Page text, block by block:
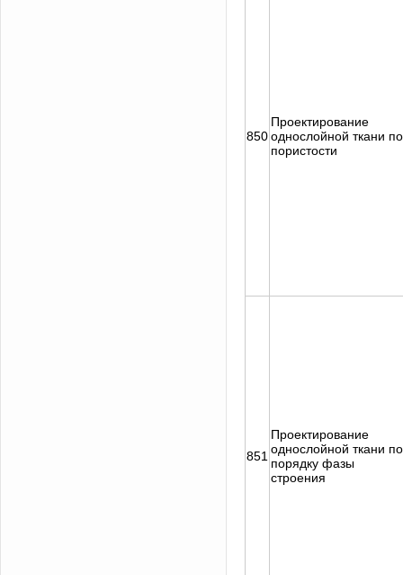
850
Проектирование
однослойной ткани по
пористости
851
Проектирование
однослойной ткани по
порядку фазы
строения